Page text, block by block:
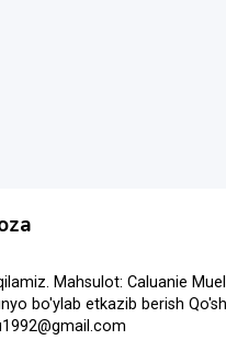
Mahsulot: Caluanie
bo'ylab etkazib berish